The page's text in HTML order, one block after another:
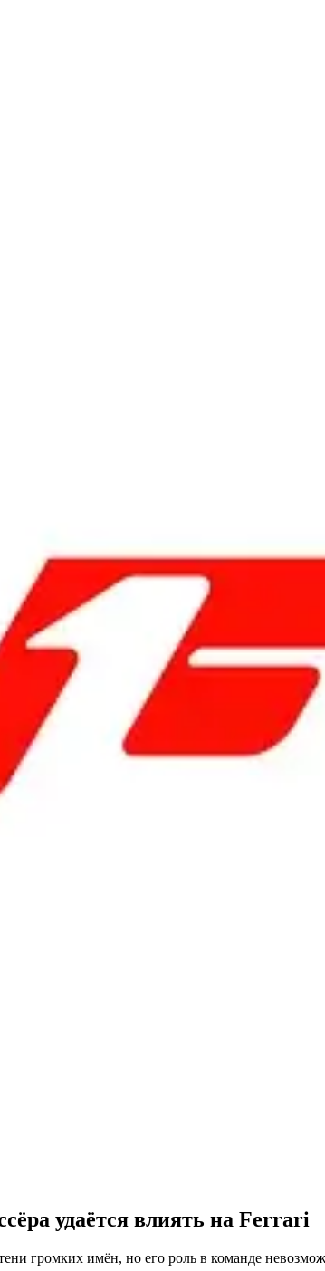
удаётся влиять на Ferrari
громких имён, но его роль в команде